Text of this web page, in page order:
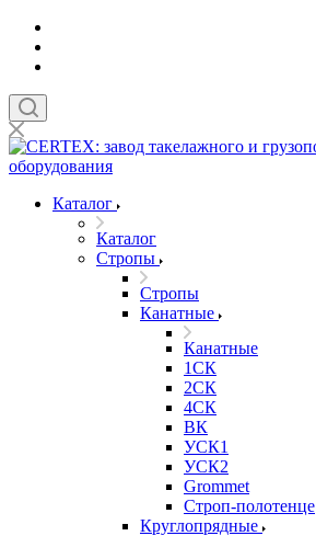
Каталог
Каталог
Стропы
Стропы
Канатные
Канатные
1СК
2СК
4СК
ВК
УСК1
УСК2
Grommet
Строп-полотенце
Круглопрядные